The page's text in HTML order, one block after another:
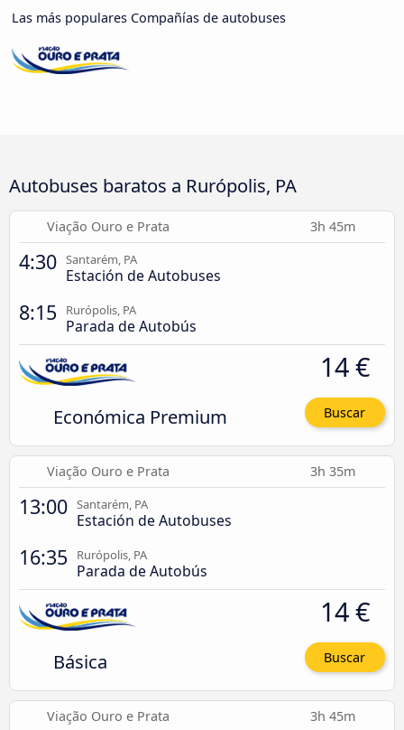
Las más populares Compañías de autobuses
Autobuses baratos a Rurópolis, PA
Viação Ouro e Prata 3h 45m
4:30 Santarém, PA
Estación de Autobuses
8:15 Rurópolis, PA
Parada de Autobús
Económica Premium
14 €
Buscar
Viação Ouro e Prata 3h 35m
13:00 Santarém, PA
Estación de Autobuses
16:35 Rurópolis, PA
Parada de Autobús
Básica
14 €
Buscar
Viação Ouro e Prata 3h 45m